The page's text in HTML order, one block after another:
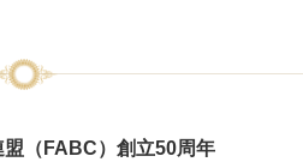
（FABC）創立50周年